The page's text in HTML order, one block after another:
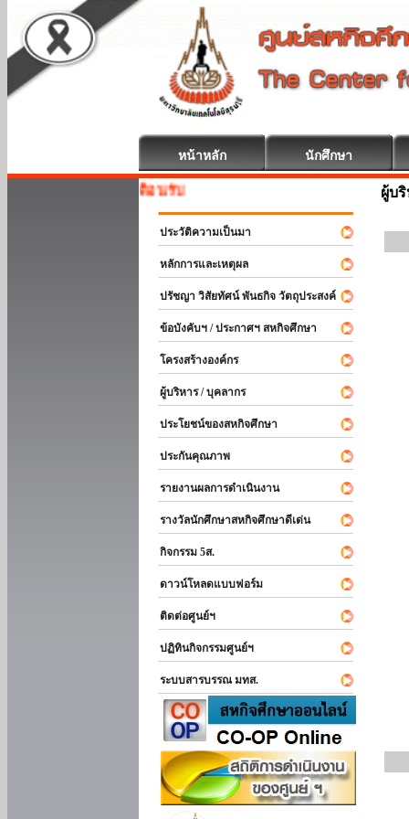
หน้าหลัก นักศึกษา
สหกิจศึกษา ยินดีต้อนรับ
ประวัติความเป็นมา
หลักการและเหตุผล
ปรัชญา วิสัยทัศน์ พันธกิจ วัตถุประสงค์
ข้อบังคับฯ / ประกาศฯ สหกิจศึกษา
โครงสร้างองค์กร
ผู้บริหาร / บุคลากร
ประโยชน์ของสหกิจศึกษา
ประกันคุณภาพ
รายงานผลการดำเนินงาน
รางวัลนักศึกษาสหกิจศึกษาดีเด่น
กิจกรรม 5ส.
ดาวน์โหลดแบบฟอร์ม
ติดต่อศูนย์ฯ
ปฏิทินกิจกรรมศูนย์ฯ
ระบบสารบรรณ มทส.
ผู้บ